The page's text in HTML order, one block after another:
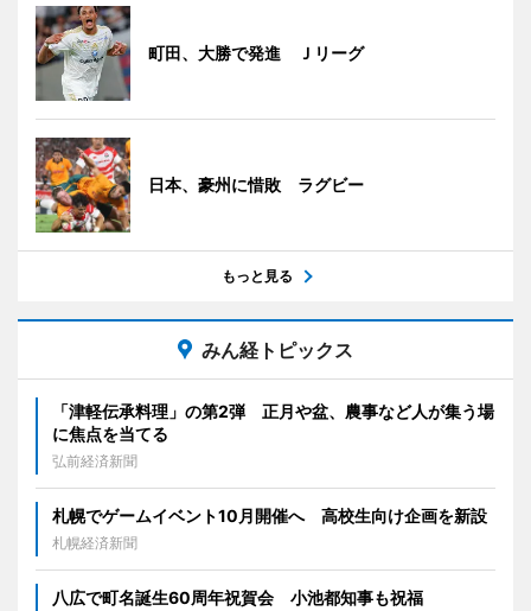
町田、大勝で発進 Ｊリーグ
日本、豪州に惜敗 ラグビー
もっと見る
みん経トピックス
「津軽伝承料理」の第2弾 正月や盆、農事など人が集う場
に焦点を当てる
弘前経済新聞
札幌でゲームイベント10月開催へ 高校生向け企画を新設
札幌経済新聞
八広で町名誕生60周年祝賀会 小池都知事も祝福